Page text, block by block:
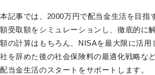
本記事では、2000万円で配当金生活を目指
額受取額をシミュレーションし、徹底的に
額の計算はもちろん、NISAを最大限に活用
社を辞めた後の社会保険料の最適化戦略な
配当金生活のスタートをサポートします。